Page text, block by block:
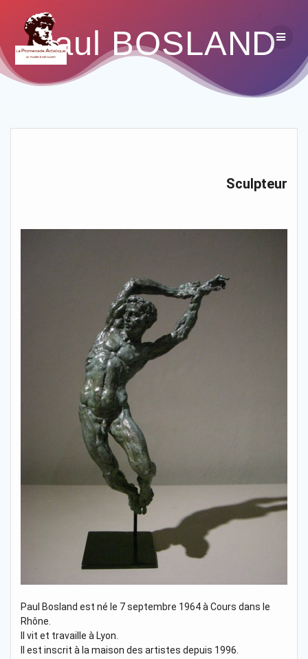
Paul BOSLAND
Sculpteur
Paul Bosland est né le 7 septembre 1964 à Cours dans le
Rhône.
Il vit et travaille à Lyon.
Il est inscrit à la maison des artistes depuis 1996.